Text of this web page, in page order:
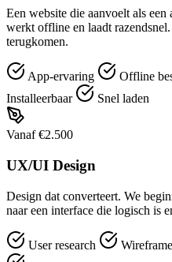
Een website die aanvoelt als
werkt offline en laadt
terugkomen.
App-ervaring Offline
Installeerbaar
Snel laden
Vanaf €2.500
UX/UI Design
Design dat converteert. We
naar een interface die logisch is
User research